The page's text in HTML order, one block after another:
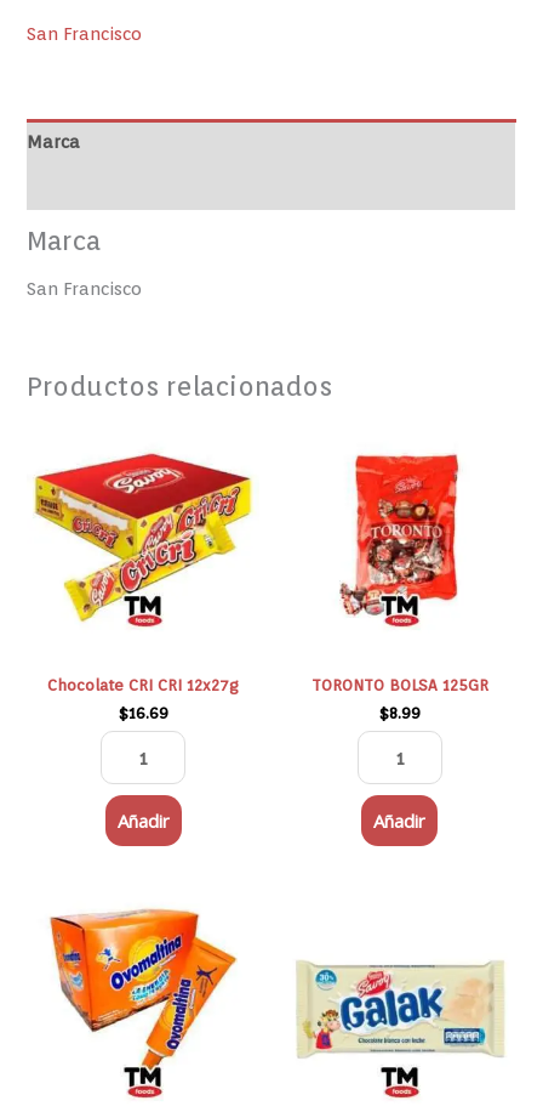
San Francisco
Marca
Marca
San Francisco
Productos relacionados
Chocolate CRI CRI 12x27g
$16.69
CRI
CRI
12x27g
cantidad
Añadir
TORONTO BOLSA 125GR
$8.99
BOLSA
125GR
cantidad
Añadir
OVOMALTINA
TUBITO
24x35GR
cantidad
130g
cantidad